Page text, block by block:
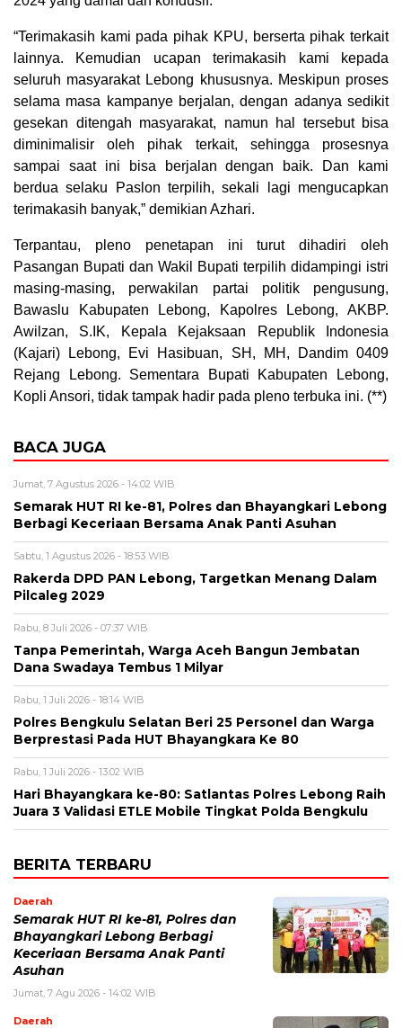
“Terimakasih kami pada pihak KPU, berserta pihak terkait
lainnya. Kemudian ucapan terimakasih kami kepada
seluruh masyarakat Lebong khususnya. Meskipun proses
selama masa kampanye berjalan, dengan adanya sedikit
gesekan ditengah masyarakat, namun hal tersebut bisa
diminimalisir oleh pihak terkait, sehingga prosesnya
sampai saat ini bisa berjalan dengan baik. Dan kami
berdua selaku Paslon terpilih, sekali lagi mengucapkan
terimakasih banyak,” demikian Azhari.
Terpantau, pleno penetapan ini turut dihadiri oleh
Pasangan Bupati dan Wakil Bupati terpilih didampingi istri
masing-masing, perwakilan partai politik pengusung,
Bawaslu Kabupaten Lebong, Kapolres Lebong, AKBP.
Awilzan, S.IK, Kepala Kejaksaan Republik Indonesia
(Kajari) Lebong, Evi Hasibuan, SH, MH, Dandim 0409
Rejang Lebong. Sementara Bupati Kabupaten Lebong,
Kopli Ansori, tidak tampak hadir pada pleno terbuka ini. (**)
BACA JUGA
Jumat, 7 Agustus 2026 - 14:02 WIB
Semarak HUT RI ke-81, Polres dan Bhayangkari Lebong
Berbagi Keceriaan Bersama Anak Panti Asuhan
Sabtu, 1 Agustus 2026 - 18:53 WIB
Rakerda DPD PAN Lebong, Targetkan Menang Dalam
Pilcaleg 2029
Rabu, 8 Juli 2026 - 07:37 WIB
Tanpa Pemerintah, Warga Aceh Bangun Jembatan
Dana Swadaya Tembus 1 Milyar
Rabu, 1 Juli 2026 - 18:14 WIB
Polres Bengkulu Selatan Beri 25 Personel dan Warga
Berprestasi Pada HUT Bhayangkara Ke 80
Rabu, 1 Juli 2026 - 13:02 WIB
Hari Bhayangkara ke-80: Satlantas Polres Lebong Raih
Juara 3 Validasi ETLE Mobile Tingkat Polda Bengkulu
BERITA TERBARU
Daerah
Semarak HUT RI ke-81, Polres dan
Bhayangkari Lebong Berbagi
Keceriaan Bersama Anak Panti
Asuhan
Jumat, 7 Agu 2026 - 14:02 WIB
Daerah